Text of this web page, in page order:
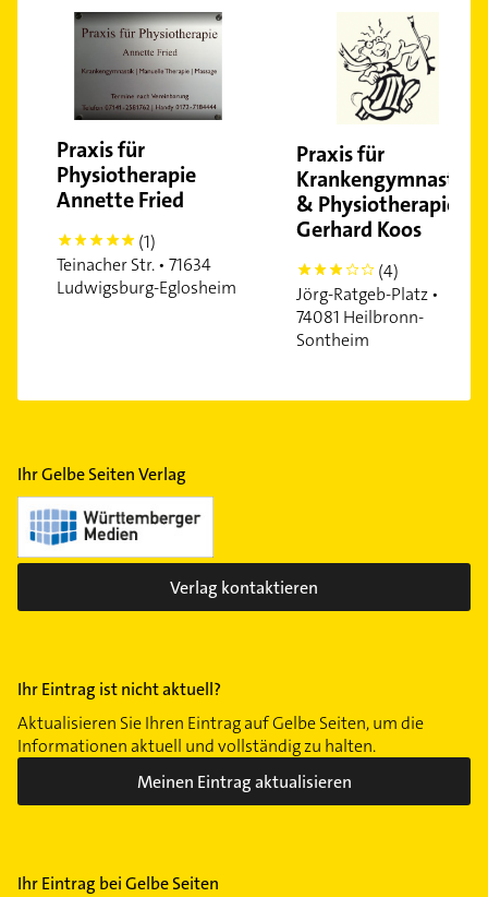
Praxis für
Physiotherapie
Annette Fried
5
(1)
Teinacher Str. • 71634
Ludwigsburg-Eglosheim
Praxis für
Krankengymnastik
& Physiotherapie
Gerhard Koos
3
(4)
Jörg-Ratgeb-Platz •
74081 Heilbronn-
Sontheim
Ihr Gelbe Seiten Verlag
Verlag kontaktieren
Ihr Eintrag ist nicht aktuell?
Aktualisieren Sie Ihren Eintrag auf Gelbe Seiten, um die
Informationen aktuell und vollständig zu halten.
Meinen Eintrag aktualisieren
Ihr Eintrag bei Gelbe Seiten